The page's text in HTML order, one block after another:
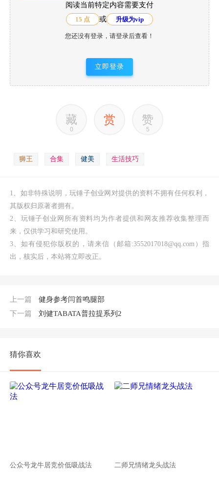
阅读当前特定内容需要支付
15 点 或 升级为vip
您还没有登录，请登录后查看！
立即登录
藏
0
赏 赞
5
狮王 合集 健美 生活技巧
1、如非特殊说明，玩锤子创业网对提供的资料不拥有任何权利，
其版权归原著者拥有。
2、玩锤子创业网所有资料均为作者提供和网友推荐收集整理而
来，仅供学习和研究使用。
3、如有侵犯你版权的，请来信（邮箱:3552017018@qq.com）指
出，核实后，本站将立即改正。
上一篇
健身参考闫首鸣腿部
下一篇
刘健TABATA普拉提系列2
猜你喜欢
公众号龙牛居竞价低吸战法 二师兄情绪龙头战法